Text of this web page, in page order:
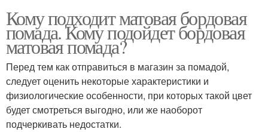
Кому подходит матовая бордовая
помада. Кому подойдет бордовая
матовая помада?
Перед тем как отправиться в магазин за помадой,
следует оценить некоторые характеристики и
физиологические особенности, при которых такой цвет
будет смотреться выгодно, или же наоборот
подчеркивать недостатки.